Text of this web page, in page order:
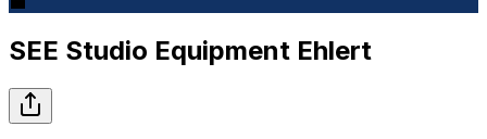
SEE Studio Equipment Ehlert